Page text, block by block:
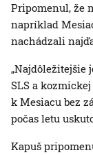
Pripomenul, že
napríklad
nachádzali
„Najdôležitejšie
SLS a
k Mesiacu bez
počas letu
Kapuš